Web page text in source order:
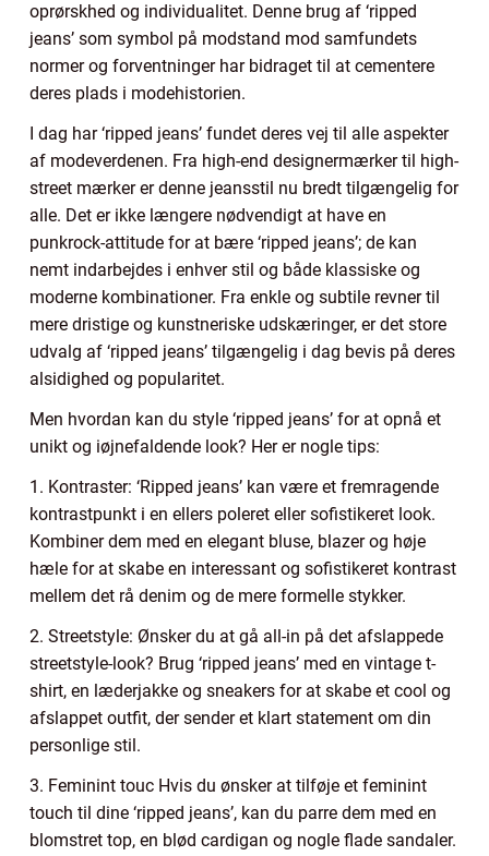
oprørskhed og individualitet. Denne brug af ‘ripped
jeans’ som symbol på modstand mod samfundets
normer og forventninger har bidraget til at cementere
deres plads i modehistorien.
I dag har ‘ripped jeans’ fundet deres vej til alle aspekter
af modeverdenen. Fra high-end designermærker til high-
street mærker er denne jeansstil nu bredt tilgængelig for
alle. Det er ikke længere nødvendigt at have en
punkrock-attitude for at bære ‘ripped jeans’; de kan
nemt indarbejdes i enhver stil og både klassiske og
moderne kombinationer. Fra enkle og subtile revner til
mere dristige og kunstneriske udskæringer, er det store
udvalg af ‘ripped jeans’ tilgængelig i dag bevis på deres
alsidighed og popularitet.
Men hvordan kan du style ‘ripped jeans’ for at opnå et
unikt og iøjnefaldende look? Her er nogle tips:
1. Kontraster: ‘Ripped jeans’ kan være et fremragende
kontrastpunkt i en ellers poleret eller sofistikeret look.
Kombiner dem med en elegant bluse, blazer og høje
hæle for at skabe en interessant og sofistikeret kontrast
mellem det rå denim og de mere formelle stykker.
2. Streetstyle: Ønsker du at gå all-in på det afslappede
streetstyle-look? Brug ‘ripped jeans’ med en vintage t-
shirt, en læderjakke og sneakers for at skabe et cool og
afslappet outfit, der sender et klart statement om din
personlige stil.
3. Feminint touc Hvis du ønsker at tilføje et feminint
touch til dine ‘ripped jeans’, kan du parre dem med en
blomstret top, en blød cardigan og nogle flade sandaler.